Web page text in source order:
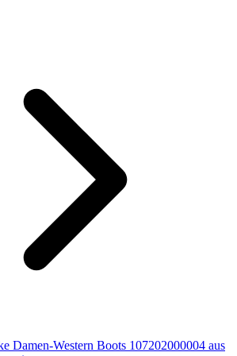
Damen-Western Boots 107202000004 aus